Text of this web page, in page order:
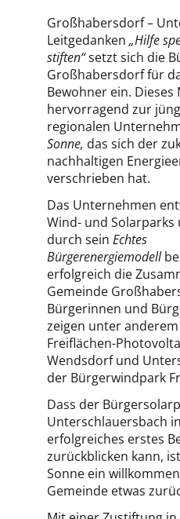
Großhabersdorf –
Leitgedanken „Hilfe
stiften“setzt sich die
Großhabersdorf für
Bewohner ein.
hervorragend zur
regionalen
Sonne, das sich der
nachhaltigen
verschrieben hat.
Das Unternehmen
Wind- und
durch sein Echtes
Bürgerenergiemodell
erfolgreich die
Gemeinde
Bürgerinnen und
zeigen unter
Freiflächen-
Wendsdorf und
der Bürgerwindpark
Dass der
Unterschlauersbach
erfolgreiches erstes
zurückblicken kann,
Sonne ein
Gemeinde etwas